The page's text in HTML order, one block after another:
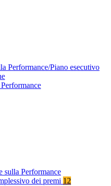
Performance/Piano esecutivo
sulla Performance
dei premi 12